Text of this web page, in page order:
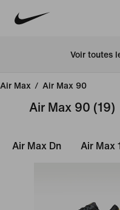
Voir toutes
Air Max / Air Max 90
Air Max 90 (19)
Air Max Dn Air Max 1